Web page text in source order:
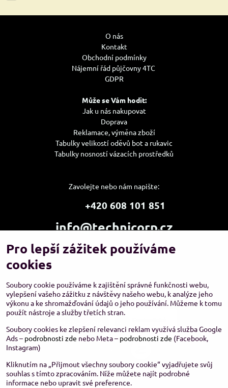
O nás
Kontakt
Obchodní podmínky
Nájemní řád půjčovny 4TC
GDPR
Může se Vám hodit:
Jak u nás nakupovat
Doprava
Reklamace, výměna zboží
Tabulky velikostí oděvů bot a rukavic
Tabulky nosností vázacích prostředků
Zavolejte nebo nám napište:
+420 608 101 851
info@technicorp.cz
Showroom a výdejní místo:
TECHNICORP ESHOP s.r.o.
143 00 Praha 4 – Modřany
Pro lepší zážitek používáme
cookies
Soubory cookie používáme k zajištění správné funkčnosti webu,
vylepšení vašeho zážitku z návštěvy našeho webu, k analýze jeho
výkonu a ke shromažďování údajů o jeho používání. Můžeme k tomu
použít nástroje a služby třetích stran.
Soubory cookies ke zlepšení relevanci reklam využívá služba Google
Ads – podrobnosti zde nebo Meta – podrobnosti zde (Facebook,
Instagram)
Kliknutím na „Přijmout všechny soubory cookie“ vyjadřujete svůj
souhlas s tímto zpracováním. Níže můžete najít podrobné
informace nebo upravit své preference.